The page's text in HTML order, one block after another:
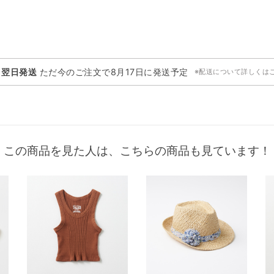
日発送 ただ今のご注文で8月17日に発送予定 ※配送について詳しくは
この商品を見た人は、こちらの商品も見ています！